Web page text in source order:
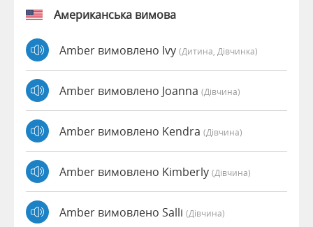
Американська вимова
Amber вимовлено Ivy (дитина, Дівчинка)
Amber вимовлено Joanna (дівчина)
Amber вимовлено Kendra (дівчина)
Amber вимовлено Kimberly (дівчина)
Amber вимовлено Salli (дівчина)